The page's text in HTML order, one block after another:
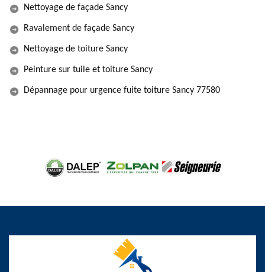
Nettoyage de façade Sancy
Ravalement de façade Sancy
Nettoyage de toiture Sancy
Peinture sur tuile et toiture Sancy
Dépannage pour urgence fuite toiture Sancy 77580